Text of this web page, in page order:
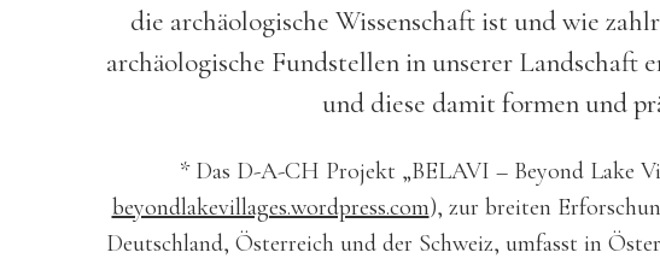
die archäologische Wissenschaft ist und wie
archäologische Fundstellen in unserer Landschaft
und diese damit formen und
* Das D-A-CH Projekt „BELAVI – Beyond Lake
beyondlakevillages.wordpress.com), zur breiten
Deutschland, Österreich und der Schweiz, umfasst in